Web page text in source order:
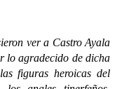
ver a Castro Ayala
lo agradecido de dicha
figuras heroicas del